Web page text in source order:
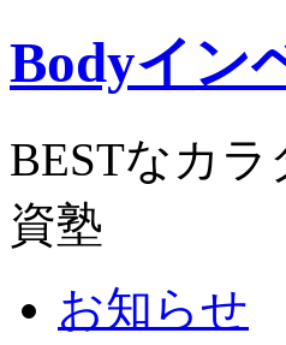
Bodyイン
BESTなカ
資塾
お知らせ